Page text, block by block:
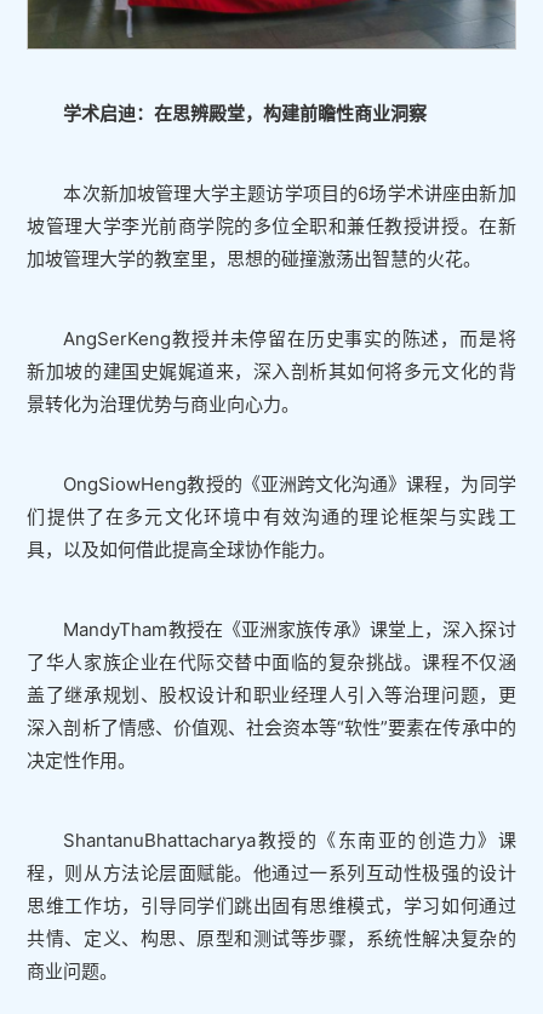
学术启迪：在思辨殿堂，构建前瞻性商业洞察
本次新加坡管理大学主题访学项目的6场学术讲座由新加
坡管理大学李光前商学院的多位全职和兼任教授讲授。在新
加坡管理大学的教室里，思想的碰撞激荡出智慧的火花。
AngSerKeng教授并未停留在历史事实的陈述，而是将
新加坡的建国史娓娓道来，深入剖析其如何将多元文化的背
景转化为治理优势与商业向心力。
OngSiowHeng教授的《亚洲跨文化沟通》课程，为同学
们提供了在多元文化环境中有效沟通的理论框架与实践工
具，以及如何借此提高全球协作能力。
MandyTham教授在《亚洲家族传承》课堂上，深入探讨
了华人家族企业在代际交替中面临的复杂挑战。课程不仅涵
盖了继承规划、股权设计和职业经理人引入等治理问题，更
深入剖析了情感、价值观、社会资本等“软性”要素在传承中的
决定性作用。
ShantanuBhattacharya教授的《东南亚的创造力》课
程，则从方法论层面赋能。他通过一系列互动性极强的设计
思维工作坊，引导同学们跳出固有思维模式，学习如何通过
共情、定义、构思、原型和测试等步骤，系统性解决复杂的
商业问题。